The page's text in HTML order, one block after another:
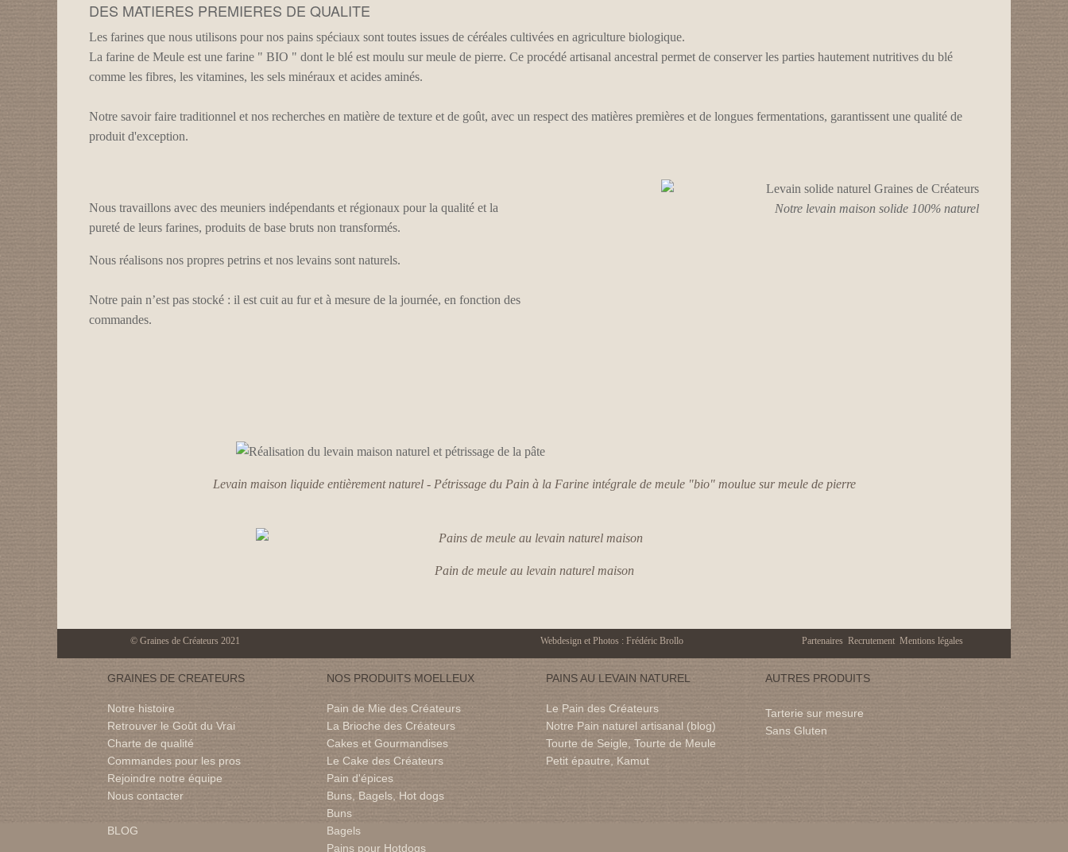
DES MATIERES PREMIERES DE QUALITE
Les farines que nous utilisons pour nos pains spéciaux sont toutes issues de céréales cultivées en agriculture biologique.
La farine de Meule est une farine " BIO " dont le blé est moulu sur meule de pierre. Ce procédé artisanal ancestral permet de conserver les parties hautement nutritives du blé
comme les fibres, les vitamines, les sels minéraux et acides aminés.
Notre savoir faire traditionnel et nos recherches en matière de texture et de goût, avec un respect des matières premières et de longues fermentations, garantissent une qualité de
produit d'exception.
Nous travaillons avec des meuniers indépendants et régionaux pour la qualité et la
pureté de leurs farines, produits de base bruts non transformés.
Nous réalisons nos propres petrins et nos levains sont naturels.
Notre pain n’est pas stocké : il est cuit au fur et à mesure de la journée, en fonction des
commandes.
Notre levain maison solide 100% naturel
Levain maison liquide entièrement naturel - Pétrissage du Pain à la Farine intégrale de meule "bio" moulue sur meule de pierre
Pain de meule au levain naturel maison
© Graines de Créateurs 2021 Webdesign et Photos : Frédéric Brollo Partenaires Recrutement Mentions légales
GRAINES DE CREATEURS
Notre histoire
Retrouver le Goût du Vrai
Charte de qualité
Commandes pour les pros
Rejoindre notre équipe
Nous contacter
BLOG
NOS PRODUITS MOELLEUX
Pain de Mie des Créateurs
La Brioche des Créateurs
Cakes et Gourmandises
Le Cake des Créateurs
Pain d'épices
Buns, Bagels, Hot dogs
Buns
Bagels
Pains pour Hotdogs
PAINS AU LEVAIN NATUREL
Le Pain des Créateurs
Notre Pain naturel artisanal (blog)
Tourte de Seigle, Tourte de Meule
Petit épautre, Kamut
AUTRES PRODUITS
Tarterie sur mesure
Sans Gluten